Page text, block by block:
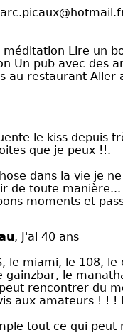
méditation Lire un
Un pub avec des
au restaurant Aller
le kiss depuis
que je peux !!.
dans la vie je
de toute
moments et
, J'ai 40 ans
le miami, le 108,
gainzbar, le
rencontrer du
aux amateurs ! ! !
tout ce qui peut